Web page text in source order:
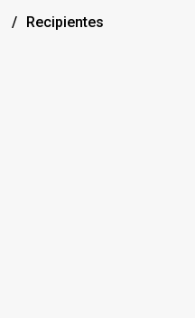
Recipientes